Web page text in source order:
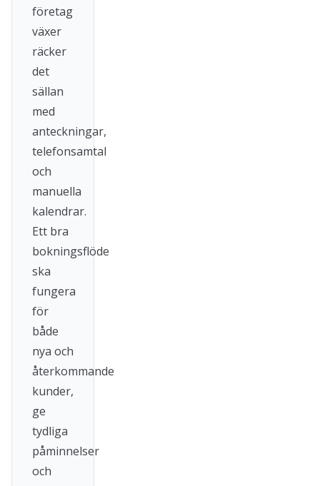
företag
växer
räcker
det
sällan
med
anteckningar,
telefonsamtal
och
manuella
kalendrar.
Ett bra
bokningsflöde
ska
fungera
för
både
nya och
återkommande
kunder,
ge
tydliga
påminnelser
och